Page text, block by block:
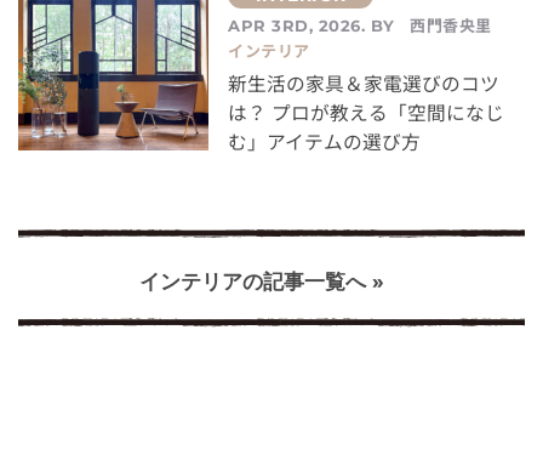
APR 3RD, 2026. BY
西門香央里
インテリア
新生活の家具＆家電選びのコツ
は？ プロが教える「空間になじ
む」アイテムの選び方
インテリアの記事一覧へ »